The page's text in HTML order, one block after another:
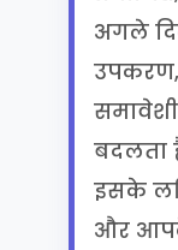
अगले
बदलता
इसके
और